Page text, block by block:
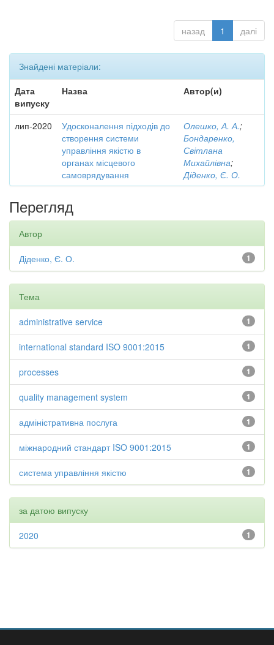
назад 1 далі
Знайдені матеріали:
Дата
випуску
Назва Автор(и)
лип-2020
Удосконалення підходів до
створення системи
управління якістю в
органах місцевого
самоврядування
Олешко, А. А.;
Бондаренко,
Світлана
Михайлівна;
Діденко, Є. О.
Перегляд
Автор
1
Діденко, Є. О.
Тема
1
administrative service
1
international standard ISO 9001:2015
1
processes
1
quality management system
1
адміністративна послуга
1
міжнародний стандарт ISO 9001:2015
1
система управління якістю
за датою випуску
1
2020